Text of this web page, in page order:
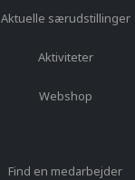
Aktuelle særudstillinger
Aktiviteter
Webshop
Find en medarbejder